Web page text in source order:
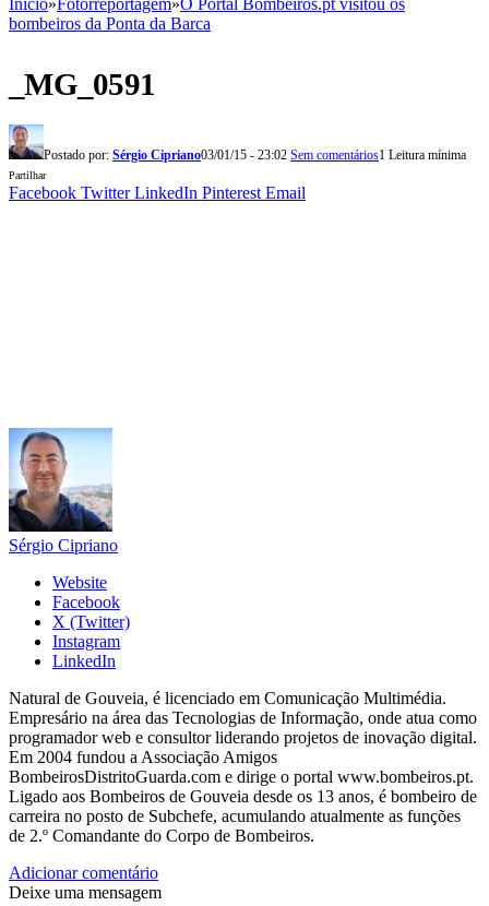
Início»Fotorreportagem»O Portal Bombeiros.pt visitou os
bombeiros da Ponta da Barca
_MG_0591
Postado por: Sérgio Cipriano03/01/15 - 23:02 Sem comentários1 Leitura mínima
Partilhar
Facebook Twitter LinkedIn Pinterest Email
Sérgio Cipriano
Website
Facebook
X (Twitter)
Instagram
LinkedIn
Natural de Gouveia, é licenciado em Comunicação Multimédia.
Empresário na área das Tecnologias de Informação, onde atua como
programador web e consultor liderando projetos de inovação digital.
Em 2004 fundou a Associação Amigos
BombeirosDistritoGuarda.com e dirige o portal www.bombeiros.pt.
Ligado aos Bombeiros de Gouveia desde os 13 anos, é bombeiro de
carreira no posto de Subchefe, acumulando atualmente as funções
de 2.º Comandante do Corpo de Bombeiros.
Adicionar comentário
Deixe uma mensagem